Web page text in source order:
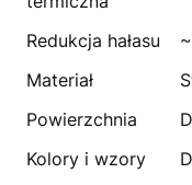
Redukcja hałasu
Materiał
Powierzchnia
Kolory i wzory